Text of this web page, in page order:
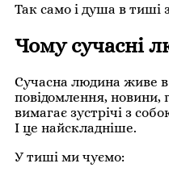
Так само і душа в тиші
Чому сучасні
Сучасна людина живе в
повідомлення, новини,
вимагає зустрічі з
І це найскладніше.
У тиші ми чуємо: